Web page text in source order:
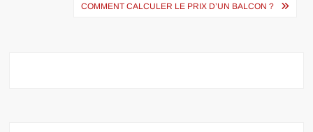
COMMENT CALCULER LE PRIX D’UN BALCON ?